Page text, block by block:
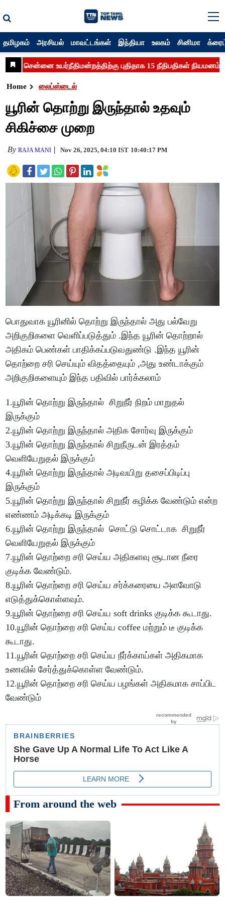
தமிழகம் அரசியல் மாவட்டங்கள் இந்தியா உலகம் சினிமா
Home லைப்ஸ்டைல்
யூரின் தொற்று இருந்தால் உதவும்
சிகிச்சை முறை
ByRAJA MANI Nov 26, 2025, 04:10 IST 10:40:17 PM
பொதுவாக யூரினில் தொற்று இருந்தால் அது பல்வேறு
அறிகுறிகளை வெளிப்படுத்தும் .இந்த யூரின் தொற்றால்
அதிகம் பெண்கள் பாதிக்கப்படுவதுண்டு .இந்த யூரின்
தொற்றை சரி செய்யும் விதத்தையும் ,அது உண்டாக்கும்
அறிகுறிகளையும் இந்த பதிவில் பார்க்கலாம்
1.யூரின் தொற்று இருந்தால் சிறுநீர் நிறம் மாறுதல்
இருக்கும்
2.யூரின் தொற்று இருந்தால் அதிக சோர்வு இருக்கும்
3.யூரின் தொற்று இருந்தால் சிறுநீருடன் இரத்தம்
வெளியேறுதல் இருக்கும்
4.யூரின் தொற்று இருந்தால் அடிவயிறு தசைப்பிடிப்பு
இருக்கும்
5.யூரின் தொற்று இருந்தால் சிறுநீர் கழிக்க வேண்டும் என்ற
எண்ணம் அடிக்கடி இருக்கும்
6.யூரின் தொற்று இருந்தால் சொட்டு சொட்டாக சிறுநீர்
வெளியேறுதல் இருக்கும்
7.யூரின் தொற்றை சரி செய்ய அதிகளவு சூடான நீரை
குடிக்க வேண்டும்.
8.யூரின் தொற்றை சரி செய்ய சர்க்கரையை அளவோடு
எடுத்துக்கொள்ளவும்.
9.யூரின் தொற்றை சரி செய்ய soft drinks குடிக்க கூடாது.
10.யூரின் தொற்றை சரி செய்ய coffee மற்றும் டீ குடிக்க
கூடாது.
11.யூரின் தொற்றை சரி செய்ய நீர்க்காய்கள் அதிகமாக
உணவில் சேர்த்துக்கொள்ள வேண்டும்.
12.யூரின் தொற்றை சரி செய்ய பழங்கள் அதிகமாக சாப்பிட
வேண்டும்
From around the web